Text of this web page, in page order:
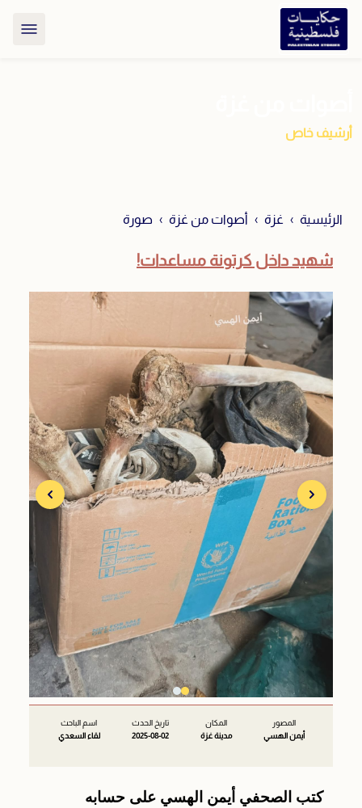
أرشيف خاص
الرئيسية غزة أصوات من غزة صورة
شهيد داخل كرتونة مساعدات!
تتضمن المواد التالية مشاهد دموية. أُدرجت هذه المواد بغرض
المصور
أيمن الهسي
المكان
مدينة غزة
تاريخ الحدث
2025-08-02
اسم الباحث
لقاء السعدي
كتب الصحفي أيمن الهسي على حسابه